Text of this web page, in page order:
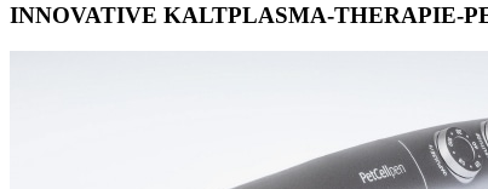
INNOVATIVE KALTPLASMA-THERAPIE-